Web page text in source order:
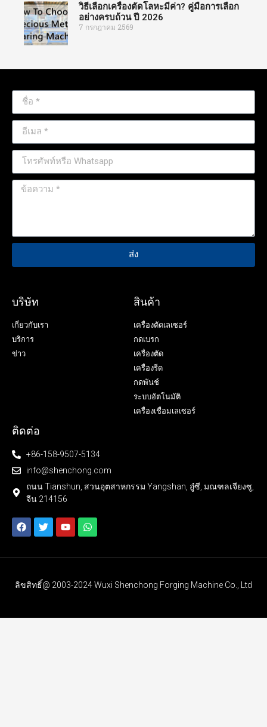
วิธีเลือกเครื่องตัดโลหะมีค่า? คู่มือการเลือก
อย่างครบถ้วน ปี 2026
7 กรกฎาคม 2569
ส่ง
บริษัท
เกี่ยวกับเรา
บริการ
ข่าว
สินค้า
เครื่องตัดเลเซอร์
กดเบรก
เครื่องตัด
เครื่องรีด
กดพันช์
ระบบอัตโนมัติ
เครื่องเชื่อมเลเซอร์
ติดต่อ
+86-158-9507-5134
info@shenchong.com
ถนน Tianshun, สวนอุตสาหกรรม Yangshan, อู๋ซี, มณฑลเจียงซู,
จีน 214156
ลิขสิทธิ์@ 2003-2024 Wuxi Shenchong Forging Machine Co., Ltd